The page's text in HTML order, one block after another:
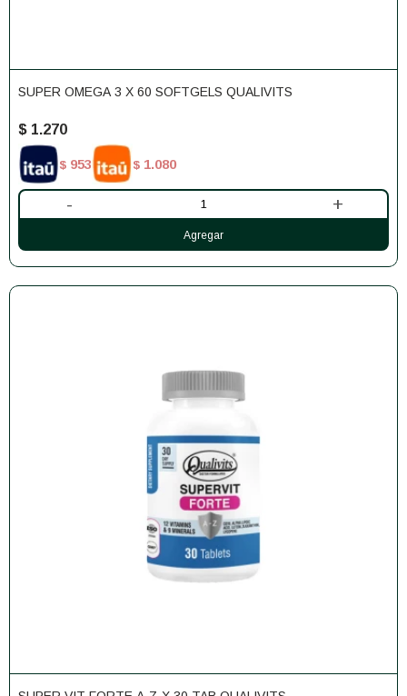
SUPER OMEGA 3 X 60 SOFTGELS QUALIVITS
$ 1.270
$ 953 $ 1.080
- +